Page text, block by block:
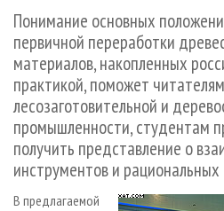
ПРОИЗВОДСТВО ДРЕВЕСНЫХ
ДЕРЕВЯННОЕ ДОМОСТРОЕНИЕ
ПРОИЗВОДСТВО МЕБЕЛИ
БИОЭНЕРГЕТИКА
ЦБП
ПЕРСОНЫ
МОБИЛЬНЫЕ ВЫСТАВКИ
ОФИЦИАЛЬНЫЕ ДЕЛЕГАЦИИ
ПРИОРИТЕТНЫЕ
RUSSIAN FORESTRY REVIEW
ГАЗЕТА ЛЕСПРОМФОРУМ
БИБЛИОТЕКА СПЕЦИАЛИСТА
КОНТАКТЫ
РЕКЛАМА
РЕКЛАМА НА САЙТЕ
Понимание основных
первичной переработки
материалов, накопленных
практикой, поможет
лесозаготовительной и
промышленности, студентам
получить представление о
инструментов и
В предлагаемой